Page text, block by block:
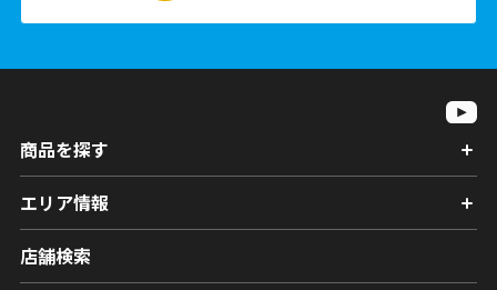
商品を探す
エリア情報
店舗検索